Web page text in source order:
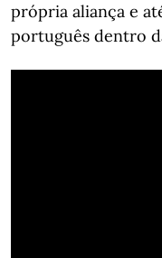
própria aliança e
português dentro